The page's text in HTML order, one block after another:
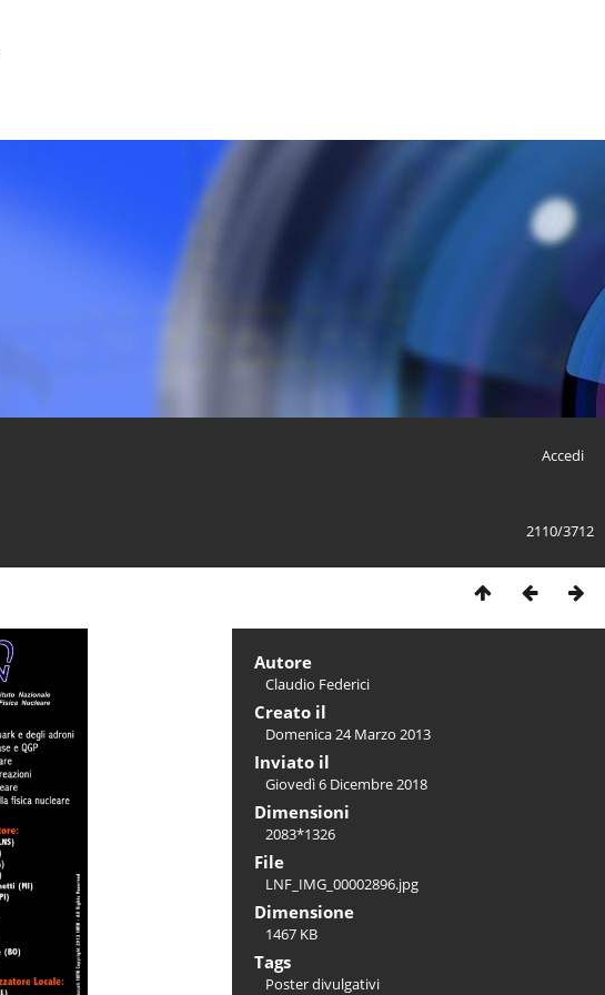
Accedi
2110/3712
Autore
Claudio Federici
Creato il
Domenica 24 Marzo 2013
Inviato il
Giovedì 6 Dicembre 2018
Dimensioni
2083*1326
File
LNF_IMG_00002896.jpg
Dimensione
1467 KB
Tags
Poster divulgativi